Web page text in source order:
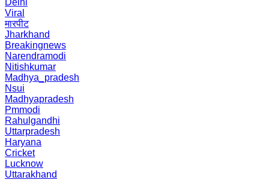
Delhi
Viral
मारपीट
Jharkhand
Breakingnews
Narendramodi
Nitishkumar
Madhya_pradesh
Nsui
Madhyapradesh
Pmmodi
Rahulgandhi
Uttarpradesh
Haryana
Cricket
Lucknow
Uttarakhand